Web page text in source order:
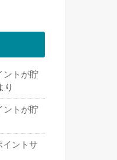
ントが貯
り
ントが貯
イントサ